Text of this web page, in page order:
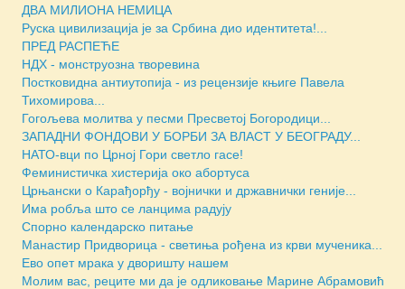
ДВА МИЛИОНА НЕМИЦА
Руска цивилизација је за Србина дио идентитета!...
ПРЕД РАСПЕЋЕ
НДХ - монструозна творевина
Постковидна антиутопија - из рецензије књиге Павела
Тихомирова...
Гогољева молитва у песми Пресветој Богородици...
ЗАПАДНИ ФОНДОВИ У БОРБИ ЗА ВЛАСТ У БЕОГРАДУ...
НАТО-вци по Црној Гори светло гасе!
Феминистичка хистерија око абортуса
Црњански о Карађорђу - војнички и државнички геније...
Има робља што се ланцима радују
Спорно календарско питање
Манастир Придворица - светиња рођена из крви мученика...
Ево опет мрака у дворишту нашем
Молим вас, реците ми да је одликовање Марине Абрамовић